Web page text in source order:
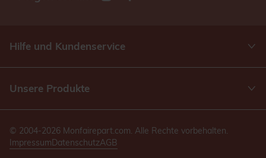
Hilfe und Kundenservice
Unsere Produkte
© 2004-2026 Monfairepart.com. Alle Rechte vorbehalten.
ImpressumDatenschutzAGB